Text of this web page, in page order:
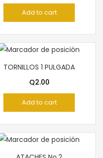
Add to cart
TORNILLOS 1 PULGADA
Q2.00
Add to cart